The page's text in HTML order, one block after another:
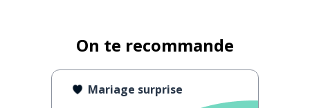
On te recommande
Mariage surprise